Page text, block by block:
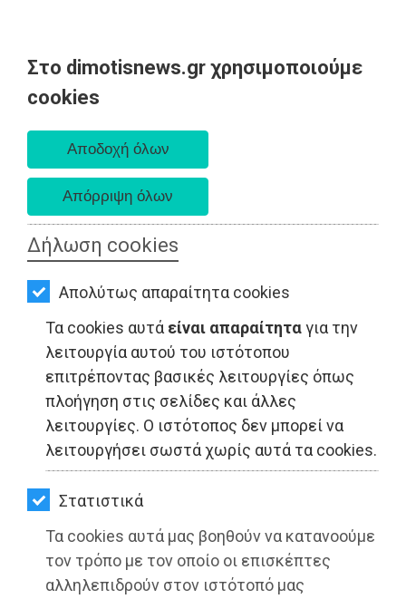
Στο dimotisnews.gr χρησιμοποιούμε
cookies
Δήλωση cookies
Απολύτως απαραίτητα cookies
Τα cookies αυτά είναι απαραίτηταγια την
λειτουργία αυτού του ιστότοπου
επιτρέποντας βασικές λειτουργίες όπως
πλοήγηση στις σελίδες και άλλες
λειτουργίες. Ο ιστότοπος δεν μπορεί να
λειτουργήσει σωστά χωρίς αυτά τα cookies.
Στατιστικά
Τα cookies αυτά μας βοηθούν να κατανοούμε
τον τρόπο με τον οποίο οι επισκέπτες
αλληλεπιδρούν στον ιστότοπό μας
AΡΧΙΚΗ
ΕΙΔΗΣΕΙΣ
ΠΟΛΙΤΙΚΗ
ΤΟΠΙΚΗ
ΑΥΤΟΔΙΟΙΚΗΣΗ
ΟΙΚΟΝΟΜΙΑ
ΑΘΛΗΤΙΣΜΟΣ
ΠΟΛΙΤΙΣΜΟΣ
ΣΠΙΤΙ-
ΚΗΠΟΣ
ΥΓΕΙΑ
LIFESTYLE
ΤΑΞΙΔΙΑ
ΕΞΟΔΟΣ
ΤΟΠΙΚΗ ΑΥΤΟΔΙΟΙΚΗΣΗ - Αττική